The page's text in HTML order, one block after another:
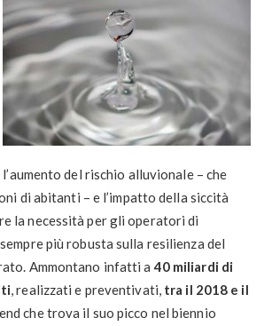
del rischio alluvionale – che
di abitanti – e l’impatto della siccità
la necessità per gli operatori di
più robusta sulla resilienza del
Ammontano infatti a40 miliardi di
, realizzati e preventivati, tra il 2018 e il
che trova il suo picco nel biennio